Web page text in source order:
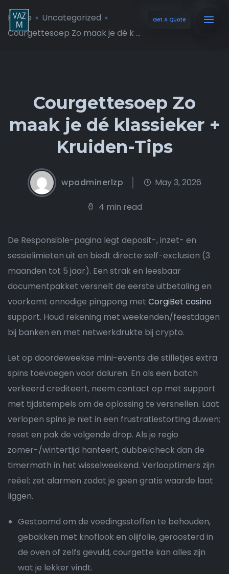
Get A Quote
Home
Uncategorized
Courgettesoep Zo maak je dé k ...
Courgettesoep Zo
maak je dé klassieker +
Kruiden-Tips
wpadminerlzp May 3, 2026
4 min read
De Responsible-pagina legt deposit-, inzet- en
sessielimieten uit en biedt directe self-exclusion (3
maanden tot 5 jaar). Een strak en leesbaar
documentpakket versnelt de eerste uitbetaling en
voorkomt onnodige pingpong met CorgiBet casino
support. Houd rekening met weekenden/feestdagen
bij banken en met netwerkdrukte bij crypto.
Let op doordeweekse mini-events die stilletjes extra
spins toevoegen voor daluren. En als een batch
verkeerd crediteert, neem contact op met support
met tijdstempels om de oplossing te versnellen. Laat
verlopen spins je niet in een frustratiestorting duwen;
reset en pak de volgende drop. Als je regio
zomer-/wintertijd hanteert, dubbelcheck dan de
timermath in het wisselweekend. Verlooptimers zijn
reëel; zet alarmen zodat je geen gratis waarde laat
liggen.
Gestoomd om de voedingsstoffen te behouden,
gebakken met knoflook en olijfolie, geroosterd in
de oven of zelfs gevuld, courgette kan alles zijn
wat je lekker vindt.